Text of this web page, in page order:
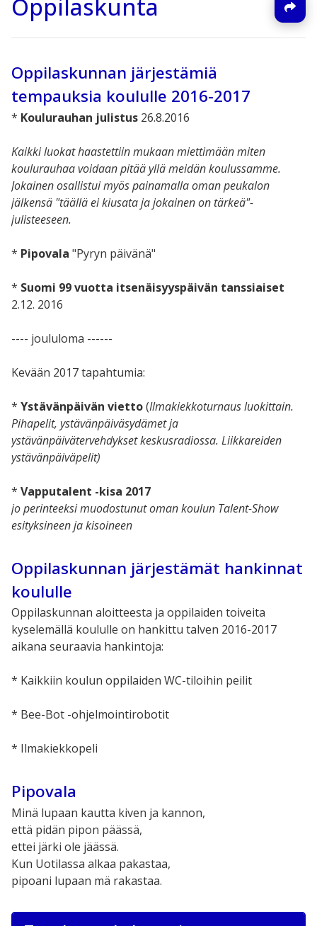
Oppilaskunta
Oppilaskunnan järjestämiä
tempauksia koululle 2016-2017
* Koulurauhan julistus 26.8.2016
Kaikki luokat haastettiin mukaan miettimään miten
koulurauhaa voidaan pitää yllä meidän koulussamme.
Jokainen osallistui myös painamalla oman peukalon
jälkensä "täällä ei kiusata ja jokainen on tärkeä"-
julisteeseen.
* Pipovala "Pyryn päivänä"
* Suomi 99 vuotta itsenäisyyspäivän tanssiaiset
2.12. 2016
---- joululoma ------
Kevään 2017 tapahtumia:
* Ystävänpäivän vietto(Ilmakiekkoturnaus luokittain.
Pihapelit, ystävänpäiväsydämet ja
ystävänpäivätervehdykset keskusradiossa. Liikkareiden
ystävänpäiväpelit)
* Vapputalent -kisa 2017
jo perinteeksi muodostunut oman koulun Talent-Show
esityksineen ja kisoineen
Oppilaskunnan järjestämät hankinnat
koululle
Oppilaskunnan aloitteesta ja oppilaiden toiveita
kyselemällä koululle on hankittu talven 2016-2017
aikana seuraavia hankintoja:
* Kaikkiin koulun oppilaiden WC-tiloihin peilit
* Bee-Bot -ohjelmointirobotit
* Ilmakiekkopeli
Pipovala
Minä lupaan kautta kiven ja kannon,
että pidän pipon päässä,
ettei järki ole jäässä.
Kun Uotilassa alkaa pakastaa,
pipoani lupaan mä rakastaa.